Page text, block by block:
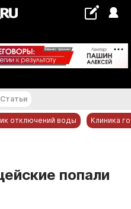
°С
Статьи
отключений воды Клиника
попали